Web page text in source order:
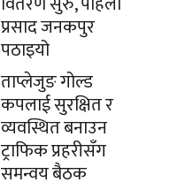
प्रसाद जनकपुर
पठाइयो
ताप्लेजुङ गोल्ड
कपलाई सुरक्षित र
व्यवस्थित बनाउन
ट्राफिक प्रहरीसँग
समन्वय बैठक